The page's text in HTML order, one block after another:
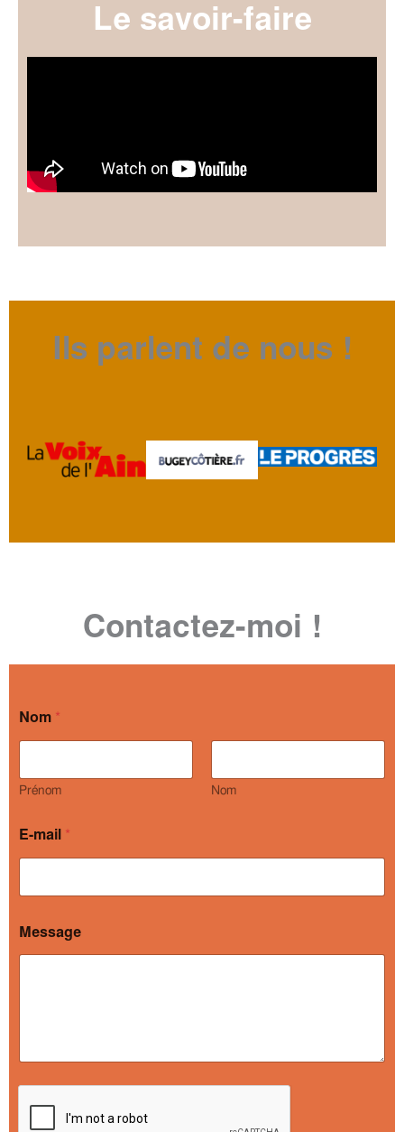
Le savoir-faire
Ils parlent de nous !
Contactez-moi !
Nom *
Prénom Nom
E-mail *
Message